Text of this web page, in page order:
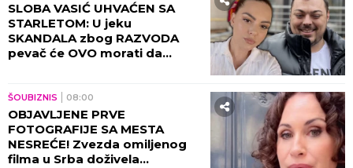
SLOBA VASIĆ UHVAĆEN SA
STARLETOM: U jeku
SKANDALA zbog RAZVODA
pevač će OVO morati da
ŠOUBIZNIS 08:00
OBJAVLJENE PRVE
FOTOGRAFIJE SA MESTA
NESREĆE! Zvezda omiljenog
filma u Srba doživela